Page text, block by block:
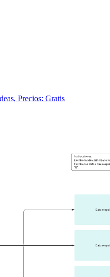
Precios: Gratis